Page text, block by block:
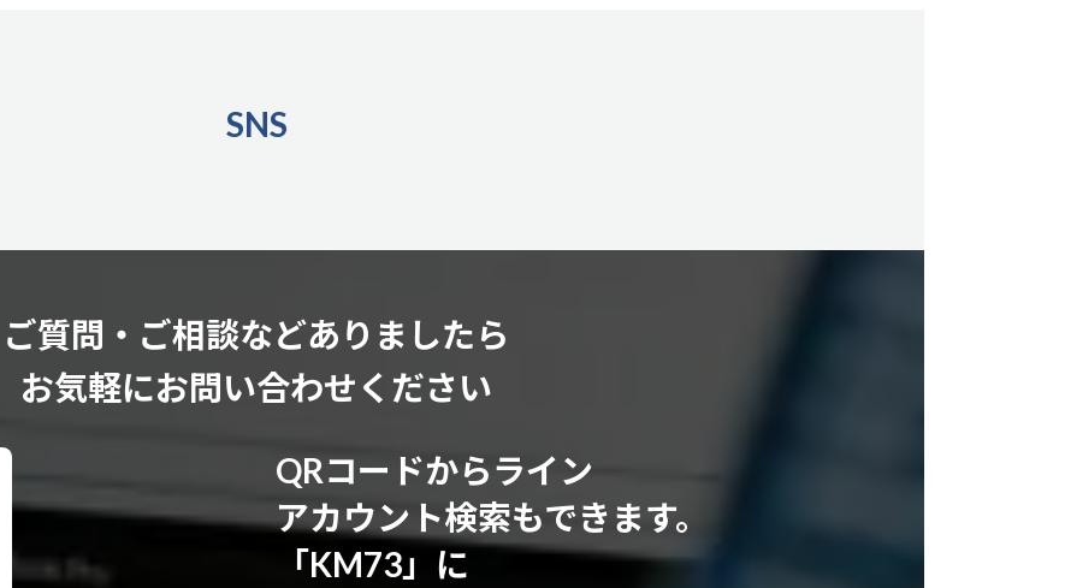
SNS
ご質問・ご相談などありましたら
お気軽にお問い合わせください
QRコードからライン
アカウント検索もできます。
「KM73」に